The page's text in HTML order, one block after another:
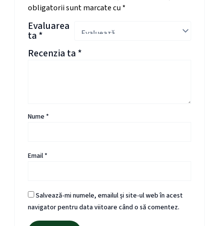
obligatorii sunt marcate cu*
Evaluarea
ta *
Recenzia ta *
Nume*
Email*
Salvează-mi numele, emailul și site-ul web în acest
navigator pentru data viitoare când o să comentez.